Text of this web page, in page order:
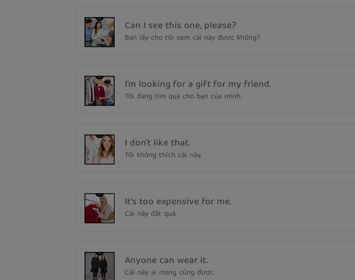
Can I see this one, please?
Bạn lấy cho tôi xem cái này được không?
I'm looking for a gift for my friend.
Tôi đang tìm quà cho bạn của mình.
I don't like that.
Tôi không thích cái này.
It's too expensive for me.
Cái này đắt quá.
Anyone can wear it.
Cái này ai mang cũng được.